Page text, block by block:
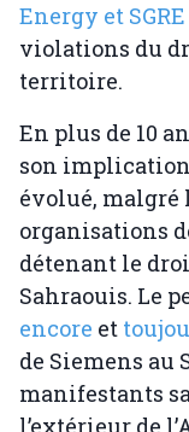
Energy et SGRE
violations du
territoire.
En plus de 10
son implication
évolué, malgré
organisations
détenant le
Sahraouis. Le
encore et
de Siemens au
manifestants
l’extérieur de